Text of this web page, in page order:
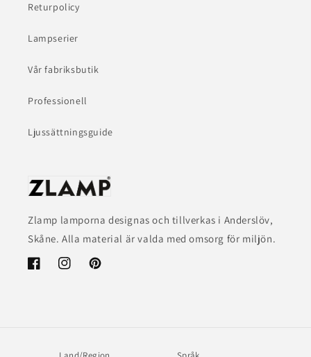
Returpolicy
Lampserier
Vår fabriksbutik
Professionell
Ljussättningsguide
Zlamp lamporna designas och tillverkas i Anderslöv,
Skåne. Alla material är valda med omsorg för miljön.
FacebookInstagramPinterest